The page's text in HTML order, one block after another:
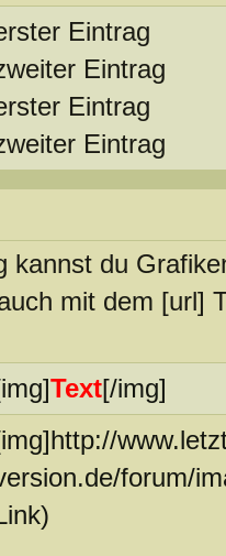
Eintrag
Eintrag
Eintrag
Eintrag
kannst du
mit dem [url]
Text[/img]
forum/